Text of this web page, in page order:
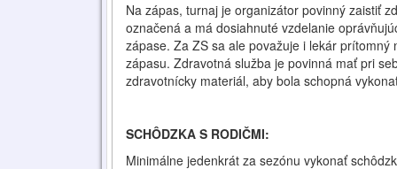
Na zápas, turnaj je organizátor povinný zaistiť
označená a má dosiahnuté vzdelanie
zápase. Za ZS sa ale považuje i lekár
zápasu. Zdravotná služba je povinná mať pri
zdravotnícky materiál, aby bola schopná
SCHÔDZKA S RODIČMI:
Minimálne jedenkrát za sezónu vykonať